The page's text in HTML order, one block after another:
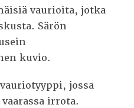
vaurioita, jotka
Särön
kuvio.
jossa
irrota.